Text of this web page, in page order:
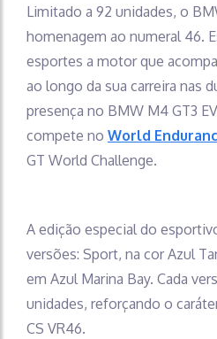
Limitado a 92 unidades, o
homenagem ao numeral 46.
esportes a motor que
ao longo da sua carreira nas
presença no BMW M4 GT3
compete no World
GT World Challenge.
A edição especial do
versões: Sport, na cor Azul
em Azul Marina Bay. Cada
unidades, reforçando o
CS VR46.